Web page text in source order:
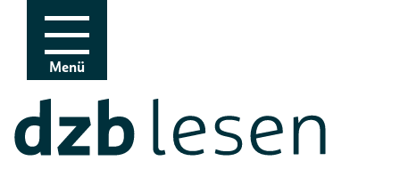
Zur Navigation
Zum Inhalt
Menü